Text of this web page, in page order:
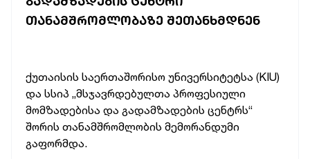
ᲑᲘᲖᲜᲔᲡᲘ
ᲗᲐᲜᲐᲛᲨᲠᲝᲛᲚᲝᲑᲐᲖᲔ ᲨᲔᲗᲐᲜᲮᲛᲓᲜᲔᲜ
ქუთაისის საერთაშორისო უნივერსიტეტსა (KIU)
და სსიპ „მსჯავრდებულთა პროფესიული
მომზადებისა და გადამზადების ცენტრს“
შორის თანამშრომლობის მემორანდუმი
გაფორმდა.